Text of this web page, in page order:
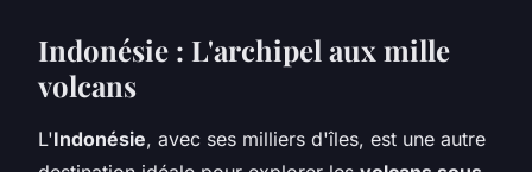
Indonésie : L'archipel aux mille
volcans
L'Indonésie, avec ses milliers d'îles, est une autre